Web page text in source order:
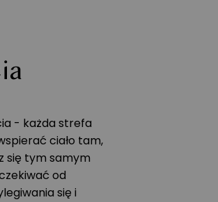
- każda strefa
ciało tam,
się tym samym
od
się i